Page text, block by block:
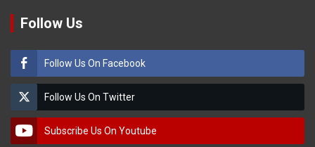
Follow Us
Follow Us On Facebook
Follow Us On Twitter
Subscribe Us On Youtube